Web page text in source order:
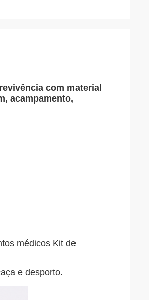
com material
acampamento,
médicos Kit de
e desporto.